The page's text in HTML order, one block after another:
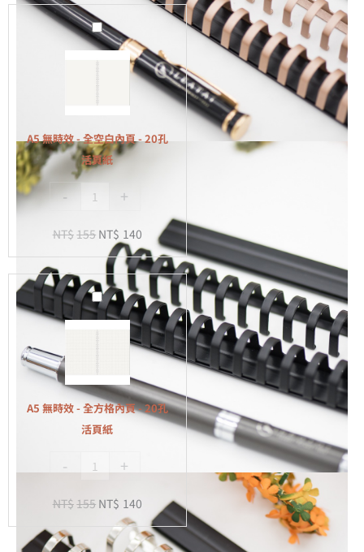
A5
無
時
效
全
空
白
內
-
20
孔
活
頁
A5 無時效 - 全空白內頁 - 20孔
活頁紙
- +
NT$155 NT$ 140
A5
無
效
-
全
方
內
-
A5 無時效 - 全方格內頁 - 20孔
活頁紙
- +
NT$155 NT$ 140